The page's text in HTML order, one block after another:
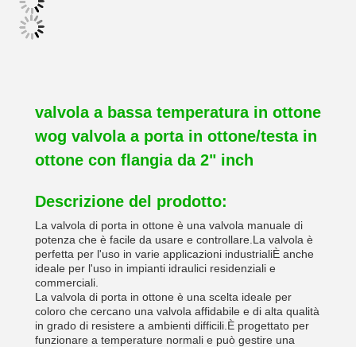
valvola a bassa temperatura in ottone
wog valvola a porta in ottone/testa in
ottone con flangia da 2" inch
Descrizione del prodotto:
La valvola di porta in ottone è una valvola manuale di
potenza che è facile da usare e controllare.La valvola è
perfetta per l'uso in varie applicazioni industrialiÈ anche
ideale per l'uso in impianti idraulici residenziali e
commerciali.
La valvola di porta in ottone è una scelta ideale per
coloro che cercano una valvola affidabile e di alta qualità
in grado di resistere a ambienti difficili.È progettato per
funzionare a temperature normali e può gestire una